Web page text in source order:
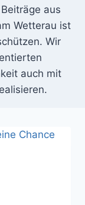
aus
Wetterau ist
Wir
auch mit